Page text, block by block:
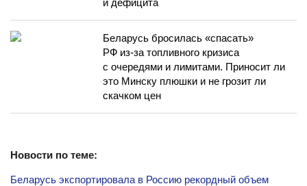
и дефицита
Беларусь бросилась «спасать»
РФ из-за топливного кризиса
с очередями и лимитами. Приносит ли
это Минску плюшки и не грозит ли
скачком цен
Новости по теме:
Беларусь экспортировала в Россию рекордный объем